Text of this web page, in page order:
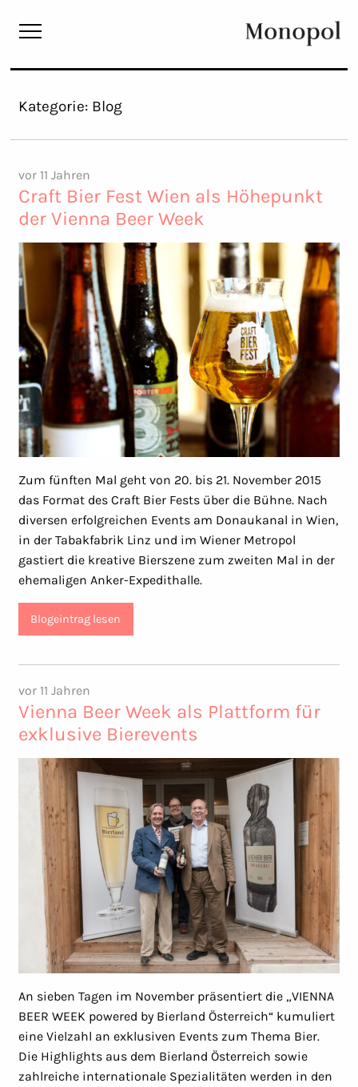
Monopol
Kategorie: Blog
vor 11 Jahren
Craft Bier Fest Wien als Höhepunkt
der Vienna Beer Week
Zum fünften Mal geht von 20. bis 21. November 2015
das Format des Craft Bier Fests über die Bühne. Nach
diversen erfolgreichen Events am Donaukanal in Wien,
in der Tabakfabrik Linz und im Wiener Metropol
gastiert die kreative Bierszene zum zweiten Mal in der
ehemaligen Anker-Expedithalle.
Blogeintrag lesen
vor 11 Jahren
Vienna Beer Week als Plattform für
exklusive Bierevents
An sieben Tagen im November präsentiert die „VIENNA
BEER WEEK powered by Bierland Österreich“ kumuliert
eine Vielzahl an exklusiven Events zum Thema Bier.
Die Highlights aus dem Bierland Österreich sowie
zahlreiche internationale Spezialitäten werden in den